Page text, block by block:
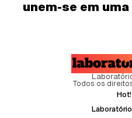
unem-se em uma
Todos os
Hot!